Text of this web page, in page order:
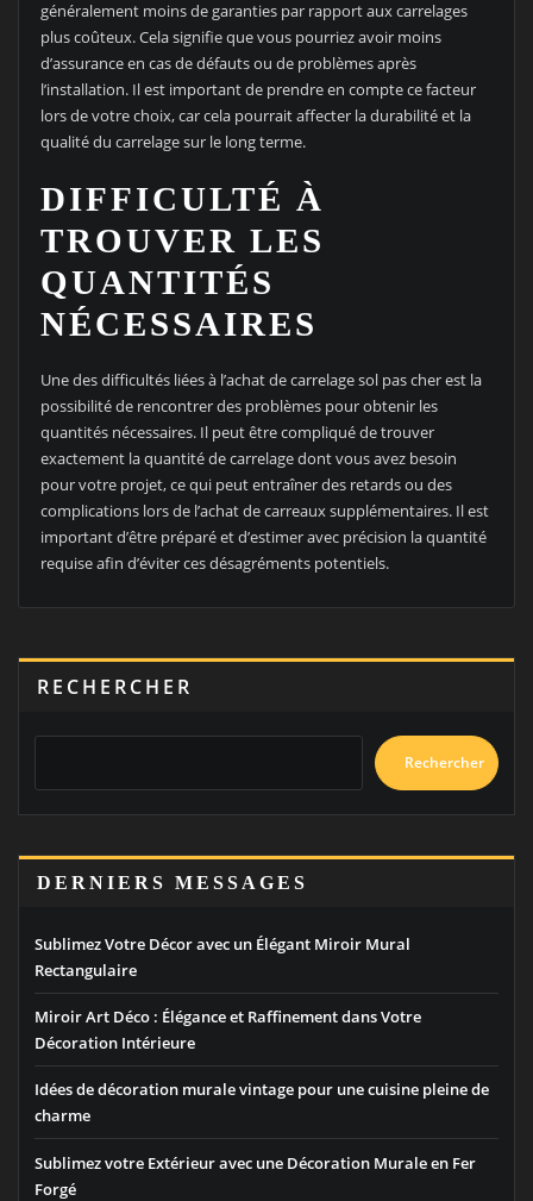
généralement moins de garanties par rapport aux carrelages
plus coûteux. Cela signifie que vous pourriez avoir moins
d’assurance en cas de défauts ou de problèmes après
l’installation. Il est important de prendre en compte ce facteur
lors de votre choix, car cela pourrait affecter la durabilité et la
qualité du carrelage sur le long terme.
DIFFICULTÉ À
TROUVER LES
QUANTITÉS
NÉCESSAIRES
Une des difficultés liées à l’achat de carrelage sol pas cher est la
possibilité de rencontrer des problèmes pour obtenir les
quantités nécessaires. Il peut être compliqué de trouver
exactement la quantité de carrelage dont vous avez besoin
pour votre projet, ce qui peut entraîner des retards ou des
complications lors de l’achat de carreaux supplémentaires. Il est
important d’être préparé et d’estimer avec précision la quantité
requise afin d’éviter ces désagréments potentiels.
RECHERCHER
Rechercher
DERNIERS MESSAGES
Sublimez Votre Décor avec un Élégant Miroir Mural
Rectangulaire
Miroir Art Déco : Élégance et Raffinement dans Votre
Décoration Intérieure
Idées de décoration murale vintage pour une cuisine pleine de
charme
Sublimez votre Extérieur avec une Décoration Murale en Fer
Forgé